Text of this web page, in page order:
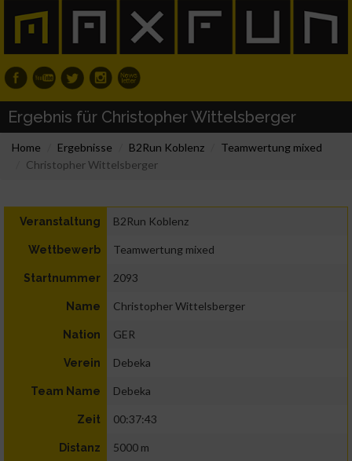
Ergebnis für Christopher Wittelsberger
Home Ergebnisse B2Run Koblenz
Teamwertung mixed
Christopher Wittelsberger
Veranstaltung B2Run Koblenz
Wettbewerb Teamwertung mixed
Startnummer 2093
Name Christopher Wittelsberger
Nation GER
Verein Debeka
Team Name Debeka
Zeit 00:37:43
Distanz 5000 m